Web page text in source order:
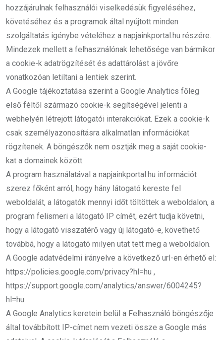
hozzájárulnak felhasználói viselkedésük figyeléséhez,
követéséhez és a programok által nyújtott minden
szolgáltatás igénybe vételéhez a napjainkportal.hu részére.
Mindezek mellett a felhasználónak lehetősége van bármikor
a cookie-k adatrögzítését és adattárolást a jövőre
vonatkozóan letiltani a lentiek szerint.
A Google tájékoztatása szerint a Google Analytics főleg
első féltől származó cookie-k segítségével jelenti a
webhelyén létrejött látogatói interakciókat. Ezek a cookie-k
csak személyazonosításra alkalmatlan információkat
rögzítenek. A böngészők nem osztják meg a saját cookie-
kat a domainek között.
A program használatával a napjainkportal.hu információt
szerez főként arról, hogy hány látogató kereste fel
weboldalát, a látogatók mennyi időt töltöttek a weboldalon, a
program felismeri a látogató IP címét, ezért tudja követni,
hogy a látogató visszatérő vagy új látogató-e, követhető
továbbá, hogy a látogató milyen utat tett meg a weboldalon.
A Google adatvédelmi irányelve a következő url-en érhető el:
https://policies.google.com/privacy?hl=hu ,
https://support.google.com/analytics/answer/6004245?
hl=hu
A Google Analytics keretein belül a Felhasználó böngészője
által továbbított IP-címet nem vezeti össze a Google más